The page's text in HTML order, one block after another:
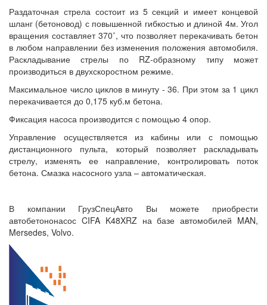
Раздаточная стрела состоит из 5 секций и имеет концевой
шланг (бетоновод) с повышенной гибкостью и длиной 4м. Угол
вращения составляет 370˚, что позволяет перекачивать бетон
в любом направлении без изменения положения автомобиля.
Раскладывание стрелы по RZ-образному типу может
производиться в двухскоростном режиме.
Максимальное число циклов в минуту - 36. При этом за 1 цикл
перекачивается до 0,175 куб.м бетона.
Фиксация насоса производится с помощью 4 опор.
Управление осуществляется из кабины или с помощью
дистанционного пульта, который позволяет раскладывать
стрелу, изменять ее направление, контролировать поток
бетона. Смазка насосного узла – автоматическая.
В компании ГрузСпецАвто Вы можете приобрести
автобетононасос CIFA K48XRZ на базе автомобилей MAN,
Mersedes, Volvo.